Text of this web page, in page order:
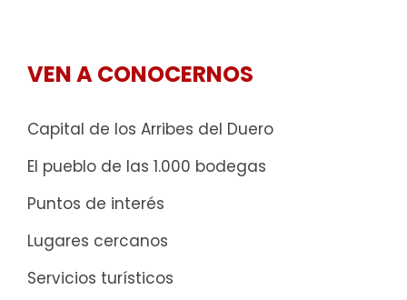
VEN A CONOCERNOS
Capital de los Arribes del Duero
El pueblo de las 1.000 bodegas
Puntos de interés
Lugares cercanos
Servicios turísticos